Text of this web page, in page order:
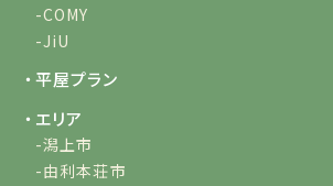
-COMY
-JiU
・平屋プラン
・エリア
-潟上市
-由利本荘市